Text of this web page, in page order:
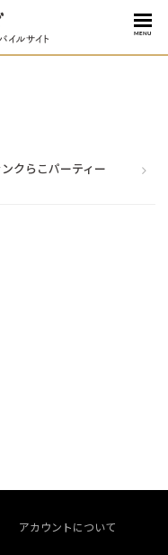
MENU
クらこパーティー
アカウントについて